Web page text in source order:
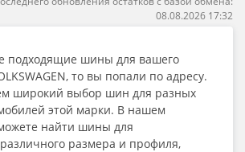
08.08.2026 17:32
подходящие шины для вашего
то вы попали по адресу.
широкий выбор шин для разных
этой марки. В нашем
найти шины для
различного размера и профиля,